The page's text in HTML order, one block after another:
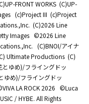
FRONT WORKS (C)UP-
(c)Project III (c)Project
(C)2026 Line
Images ©2026 Line
(C)BNOI/アイナ
Ultimate Productions (C)
ゆめ)/フライングドッ
ゆめ)/フライングドッ
LA ROCK 2026 ©Luca
/ HYBE. All Rights